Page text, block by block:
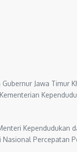
Gubernur Jawa
Kependudukan
Percepatan